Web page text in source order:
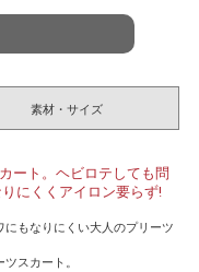
ート。ヘビロテしても問
にくくアイロン要らず!
もなりにくい大人のプリーツ
スカート。
素材・サイズ